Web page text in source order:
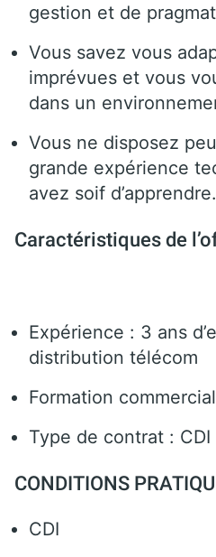
gestion et de
Vous savez vous
imprévues et vous
dans un
Vous ne disposez
grande expérience
avez soif d’apprendre.
Caractéristiques de
Expérience : 3 ans
distribution télécom
Formation
Type de contrat : CDI
CONDITIONS
CDI